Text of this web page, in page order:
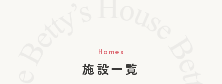
Homes
施設一覧